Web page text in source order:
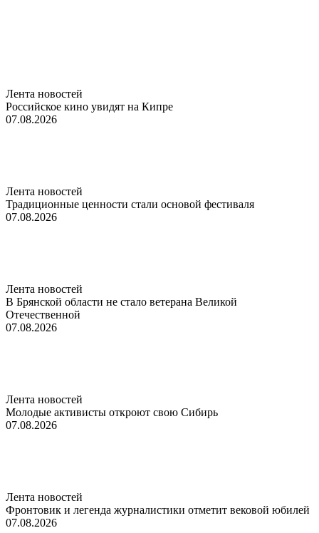
Лента новостей
Российское кино увидят на Кипре
07.08.2026
Лента новостей
Традиционные ценности стали основой фестиваля
07.08.2026
Лента новостей
В Брянской области не стало ветерана Великой
Отечественной
07.08.2026
Лента новостей
Молодые активисты откроют свою Сибирь
07.08.2026
Лента новостей
Фронтовик и легенда журналистики отметит вековой юбилей
07.08.2026